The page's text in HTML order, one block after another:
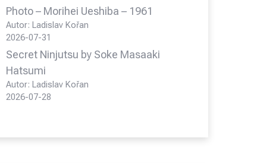
Photo – Morihei Ueshiba – 1961
Autor: Ladislav Kořan
2026-07-31
Secret Ninjutsu by Soke Masaaki
Hatsumi
Autor: Ladislav Kořan
2026-07-28